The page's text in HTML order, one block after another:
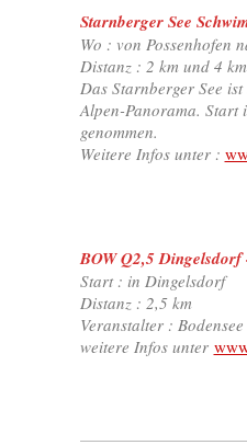
Starnberger See
Wo : von Possenhofen
Distanz : 2 km und 4 km
Das Starnberger See
Alpen-Panorama. Start
genommen.
Weitere Infos unter :
BOW Q2,5 Dingelsdorf
Start : in Dingelsdorf
Distanz : 2,5 km
Veranstalter :
weitere Infos unter